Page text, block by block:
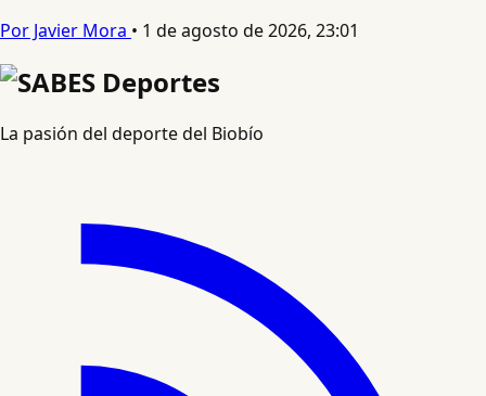
Por Javier Mora • 1 de agosto de 2026, 23:01
La pasión del deporte del Biobío